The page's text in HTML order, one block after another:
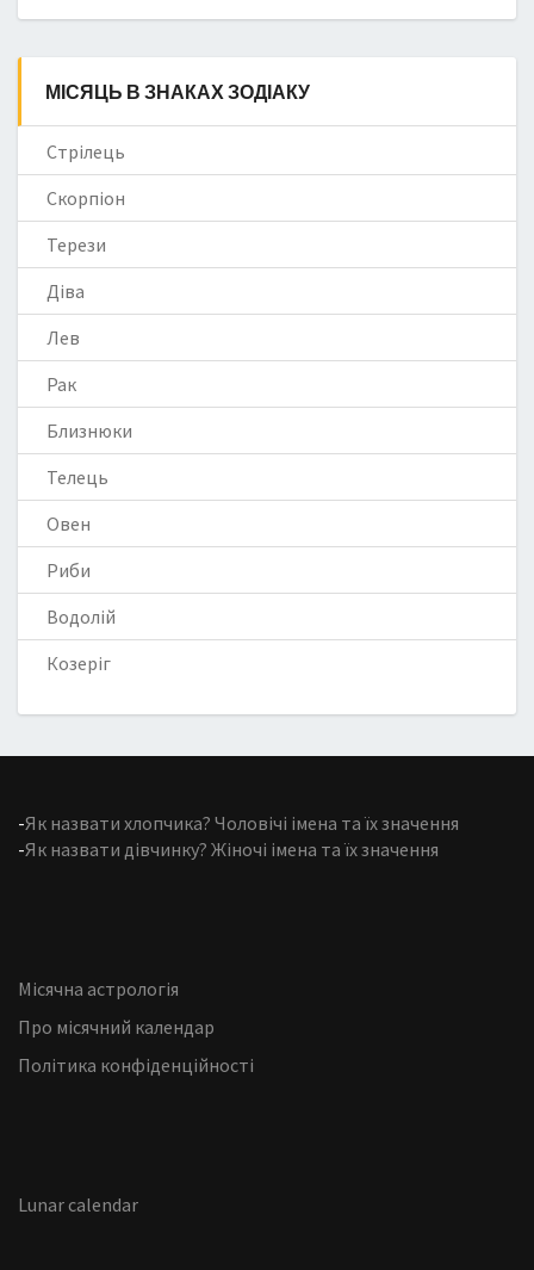
МІСЯЦЬ В ЗНАКАХ ЗОДІАКУ
Стрілець
Скорпіон
Терези
Діва
Лев
Рак
Близнюки
Телець
Овен
Риби
Водолій
Козеріг
-Як назвати хлопчика? Чоловічі імена та їх значення
-Як назвати дівчинку? Жіночі імена та їх значення
Місячна астрологія
Про місячний календар
Політика конфіденційності
Lunar calendar